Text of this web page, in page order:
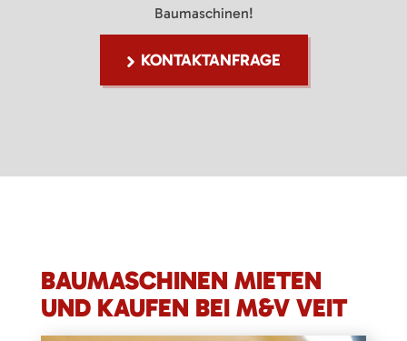
Baumaschinen!
KONTAKTANFRAGE
BAUMASCHINEN MIETEN
UND KAUFEN BEI M&V VEIT